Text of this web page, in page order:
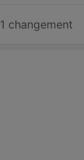
1 changement